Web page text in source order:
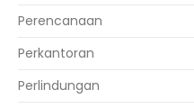
Perencanaan
Perkantoran
Perlindungan